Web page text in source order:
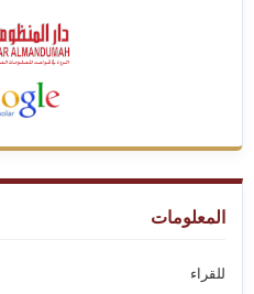
المعلومات
للقراء